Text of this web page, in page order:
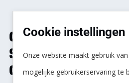
Onze oplossingen
Oxidator
Cookie instellingen
Onze website maakt gebruik
mogelijke gebruikerservaring te